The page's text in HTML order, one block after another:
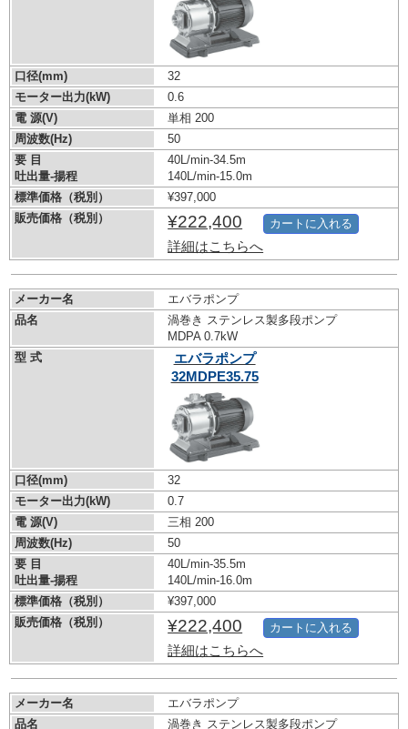
口径(mm)
32
モーター出力(kW)
0.6
電 源(V)
単相 200
周波数(Hz)
50
要 目
吐出量-揚程
40L/min-34.5m
140L/min-15.0m
標準価格（税別）
¥397,000
販売価格（税別）
¥222,400
詳細はこちらへ
カートに入れる
メーカー名
エバラポンプ
品名
渦巻き ステンレス製多段ポンプ
MDPA 0.7kW
型 式
エバラポンプ
32MDPE35.75
口径(mm)
32
モーター出力(kW)
0.7
電 源(V)
三相 200
周波数(Hz)
50
要 目
吐出量-揚程
40L/min-35.5m
140L/min-16.0m
標準価格（税別）
¥397,000
販売価格（税別）
¥222,400
詳細はこちらへ
カートに入れる
メーカー名
エバラポンプ
品名
渦巻き ステンレス製多段ポンプ